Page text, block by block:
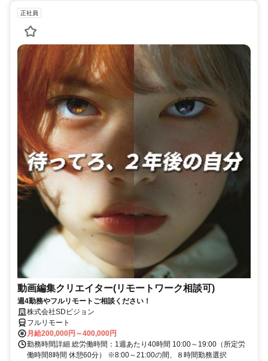
正社員
動画編集クリエイター(リモートワーク相談可)
週4勤務やフルリモートご相談ください！
株式会社SDビジョン
フルリモート
月給200,000円～400,000円
勤務時間詳細 総労働時間：1週あたり40時間 10:00～19:00（所定労
働時間8時間 休憩60分） ※8:00～21:00の間、８時間勤務選択